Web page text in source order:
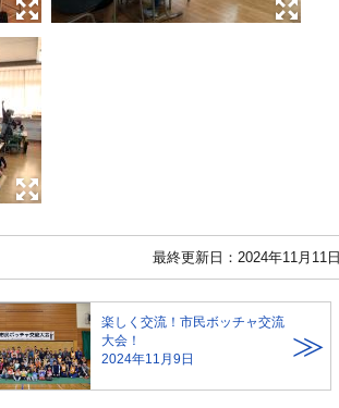
最終更新日：2024年11月11日
楽しく交流！市民ボッチャ交流
大会！
2024年11月9日